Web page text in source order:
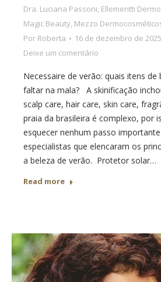
Dra. Luciana Passoni, Ellementti
Magic Beauty, Mezzo
Por Roberta
16 de dezembro de 2025
Deixe um comentário
Necessaire de verão: quais itens
faltar na mala? A skinificação
scalp care, hair care, skin care,
praia da brasileira é complexo, por
esquecer nenhum passo
especialistas que elencaram os
a beleza de verão. Protetor solar…
Read more